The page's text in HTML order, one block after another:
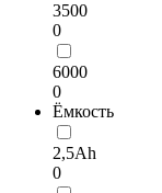
3500
0
6000
0
Ёмкость
2,5Ah
0